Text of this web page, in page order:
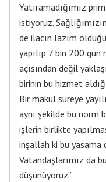
Yatıramadığımız
istiyoruz.
de ilacın lazım
yapılıp 7 bin 200
açısından değil
birinin bu hizmet
Bir makul süreye
aynı şekilde bu norm
işlerin birlikte
inşallah ki bu yasama
Vatandaşlarımız da
düşünüyoruz”